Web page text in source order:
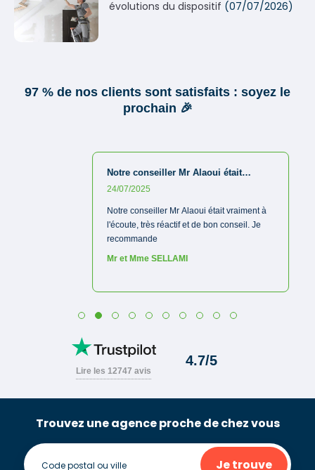
évolutions du dispositif (07/07/2026)
Trouvez une agence proche de chez vous
Je trouve